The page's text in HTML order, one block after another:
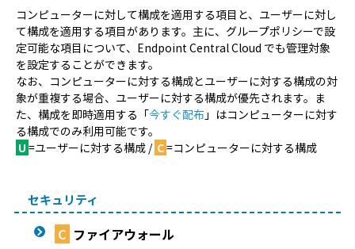
コンピューターに対して構成を適用する項目と、ユーザーに対し
て構成を適用する項目があります。主に、グループポリシーで設
定可能な項目について、Endpoint Central Cloud でも管理対象
を設定することができます。
なお、コンピューターに対する構成とユーザーに対する構成の対
象が重複する場合、ユーザーに対する構成が優先されます。ま
た、構成を即時適用する「今すぐ配布」はコンピューターに対す
る構成でのみ利用可能です。
U=ユーザーに対する構成 / C=コンピューターに対する構成
セキュリティ
C ファイアウォール